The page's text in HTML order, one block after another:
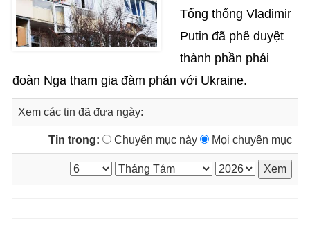
Tổng thống Vladimir
Putin đã phê duyệt
thành phần phái
đoàn Nga tham gia đàm phán với Ukraine.
Xem các tin đã đưa ngày:
Tin trong: Chuyên mục này Mọi chuyên mục